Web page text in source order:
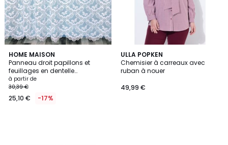
HOME MAISON
Panneau droit papillons et
feuillages en dentelle
modulable avec ruban
fronceur
à partir de
30,39 €
25,10 € -17%
ULLA POPKEN
Chemisier à carreaux avec
ruban à nouer
49,99 €